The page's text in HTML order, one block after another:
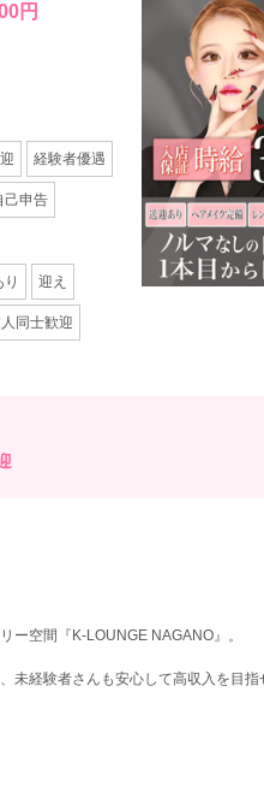
円
経験者優遇
己申告
迎え
同士歓迎
ー空間『K-LOUNGE NAGANO』。
未経験者さんも安心して高収入を目